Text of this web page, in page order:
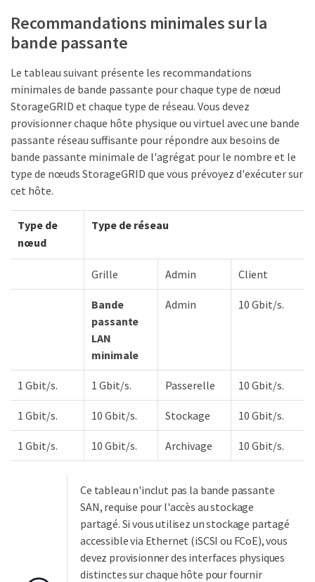
Recommandations minimales sur la
bande passante
Le tableau suivant présente les recommandations
minimales de bande passante pour chaque type de nœud
StorageGRID et chaque type de réseau. Vous devez
provisionner chaque hôte physique ou virtuel avec une bande
passante réseau suffisante pour répondre aux besoins de
bande passante minimale de l'agrégat pour le nombre et le
type de nœuds StorageGRID que vous prévoyez d'exécuter sur
cet hôte.
Type de
nœud
Type de réseau
Grille Admin Client
Bande
passante
LAN
minimale
Admin 10 Gbit/s.
1 Gbit/s. 1 Gbit/s. Passerelle 10 Gbit/s.
1 Gbit/s. 10 Gbit/s. Stockage 10 Gbit/s.
1 Gbit/s. 10 Gbit/s. Archivage 10 Gbit/s.
Ce tableau n'inclut pas la bande passante
SAN, requise pour l'accès au stockage
partagé. Si vous utilisez un stockage partagé
accessible via Ethernet (iSCSI ou FCoE), vous
devez provisionner des interfaces physiques
distinctes sur chaque hôte pour fournir